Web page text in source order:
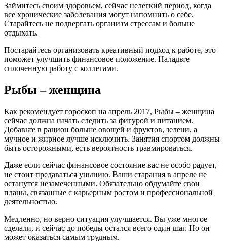
Займитесь своим здоровьем, сейчас нелегкий период, когда
все хронические заболевания могут напомнить о себе.
Старайтесь не подвергать организм стрессам и больше
отдыхать.
Постарайтесь организовать креативный подход к работе, это
поможет улучшить финансовое положение. Наладьте
сплоченную работу с коллегами.
Рыбы – женщина
Как рекомендует гороскоп на апрель 2017, Рыбы – женщина
сейчас должна начать следить за фигурой и питанием.
Добавьте в рацион больше овощей и фруктов, зелени, а
мучное и жирное лучше исключить. Занятия спортом должны
быть осторожными, есть вероятность травмироваться.
Даже если сейчас финансовое состояние вас не особо радует,
не стоит предаваться унынию. Ваши старания в апреле не
останутся незамеченными. Обязательно обдумайте свои
планы, связанные с карьерным ростом и профессиональной
деятельностью.
Медленно, но верно ситуация улучшается. Вы уже многое
сделали, и сейчас до победы остался всего один шаг. Но он
может оказаться самым трудным.